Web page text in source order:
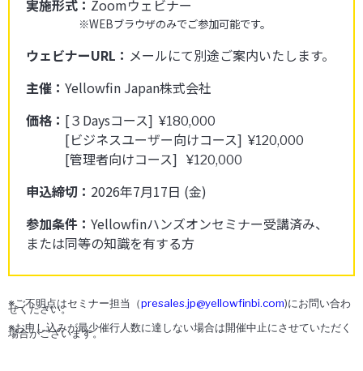
実施形式： Zoomウェビナー
※WEBブラウザのみでご参加可能です。
ウェビナーURL： メールにて別途ご案内いたします。
主催： Yellowfin Japan株式会社
価格： [３Daysコース] ¥180,000
[ビジネスユーザー向けコース] ¥120,000
[管理者向けコース] ¥120,000
申込締切： 2026年7月17日 (金)
参加条件： Yellowfinハンズオンセミナー受講済み、
または同等の知識を有する方
※ご不明点はセミナー担当（presales.jp@yellowfinbi.com)にお問い合わ
せください。
※お申し込みが最少催行人数に達しない場合は開催中止にさせていただく
場合がございます。